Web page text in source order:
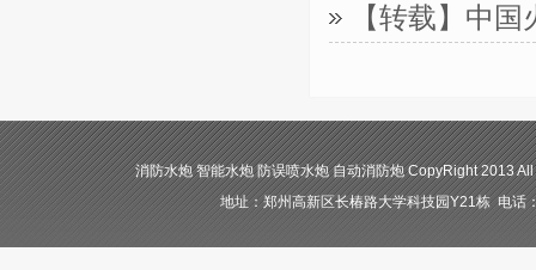
【转载】中
消防水炮 智能水炮 防误喷水炮 自动消防炮 CopyRight 2013
地址：郑州高新区长椿路大学科技园Y21栋 电